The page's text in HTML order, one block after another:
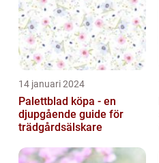
14 januari 2024
Palettblad köpa - en
djupgående guide för
trädgårdsälskare